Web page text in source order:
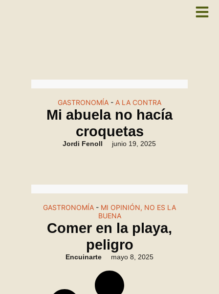
GASTRONOMÍA - A LA CONTRA
Mi abuela no hacía
croquetas
Jordi Fenoll junio 19, 2025
GASTRONOMÍA - MI OPINIÓN, NO ES LA
BUENA
Comer en la playa,
peligro
Encuinarte mayo 8, 2025